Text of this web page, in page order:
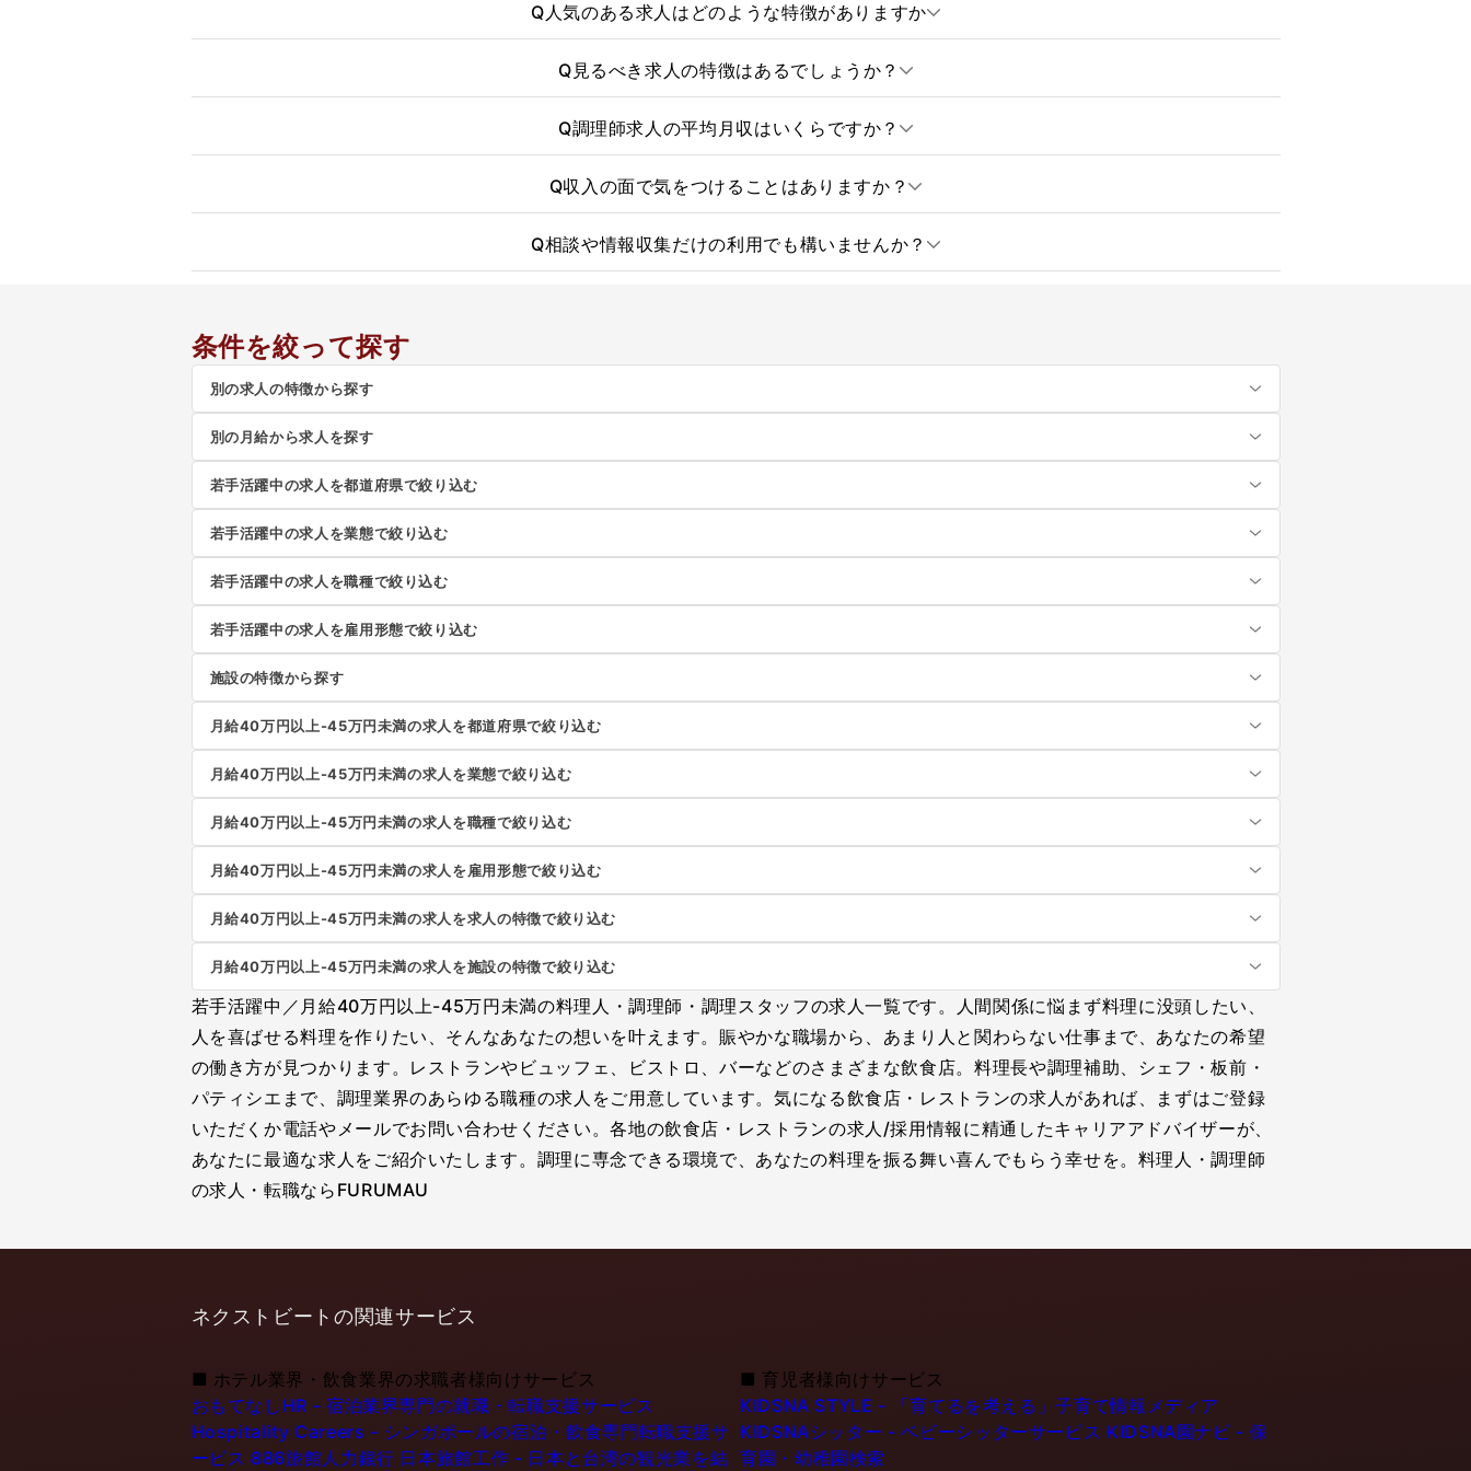
Q人気のある求人はどのような特徴がありますか
Q 見るべき求人の特徴はあるでしょうか？
Q調理師求人の平均月収はいくらですか？
Q収入の面で気をつけることはありますか？
Q相談や情報収集だけの利用でも構いませんか？
条件を絞って探す
別の求人の特徴から探す
別の月給から求人を探す
若手活躍中の求人を都道府県で絞り込む
若手活躍中の求人を業態で絞り込む
若手活躍中の求人を職種で絞り込む
若手活躍中の求人を雇用形態で絞り込む
施設の特徴から探す
月給40万円以上-45万円未満の求人を都道府県で絞り込む
月給40万円以上-45万円未満の求人を業態で絞り込む
月給40万円以上-45万円未満の求人を職種で絞り込む
月給40万円以上-45万円未満の求人を雇用形態で絞り込む
月給40万円以上-45万円未満の求人を求人の特徴で絞り込む
月給40万円以上-45万円未満の求人を施設の特徴で絞り込む
若手活躍中／月給40万円以上-45万円未満の料理人・調理師・調理スタッフの求人一覧です。人間関係に悩まず料理に没頭したい、
人を喜ばせる料理を作りたい、そんなあなたの想いを叶えます。賑やかな職場から、あまり人と関わらない仕事まで、あなたの希望
の働き方が見つかります。レストランやビュッフェ、ビストロ、バーなどのさまざまな飲食店。料理長や調理補助、シェフ・板前・
パティシエまで、調理業界のあらゆる職種の求人をご用意しています。気になる飲食店・レストランの求人があれば、まずはご登録
いただくか電話やメールでお問い合わせください。各地の飲食店・レストランの求人/採用情報に精通したキャリアアドバイザーが、
あなたに最適な求人をご紹介いたします。調理に専念できる環境で、あなたの料理を振る舞い喜んでもらう幸せを。料理人・調理師
の求人・転職ならFURUMAU
ネクストビートの関連サービス
■ ホテル業界・飲食業界の求職者様向けサービス
おもてなしHR - 宿泊業界専門の就職・転職支援サービス
Hospitality Careers - シンガポールの宿泊・飲食専門転職支援サ
ービス 886旅館人力銀行 日本旅館工作 - 日本と台湾の観光業を結
■ 育児者様向けサービス
KIDSNA STYLE - 「育てるを考える」子育て情報メディア
KIDSNAシッター - ベビーシッターサービス KIDSNA園ナビ - 保
育園・幼稚園検索